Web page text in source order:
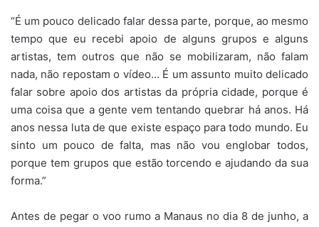
“É um pouco delicado falar dessa parte, porque, ao mesmo
tempo que eu recebi apoio de alguns grupos e alguns
artistas, tem outros que não se mobilizaram, não falam
nada, não repostam o vídeo… É um assunto muito delicado
falar sobre apoio dos artistas da própria cidade, porque é
uma coisa que a gente vem tentando quebrar há anos. Há
anos nessa luta de que existe espaço para todo mundo. Eu
sinto um pouco de falta, mas não vou englobar todos,
porque tem grupos que estão torcendo e ajudando da sua
forma.”
Antes de pegar o voo rumo a Manaus no dia 8 de junho, a